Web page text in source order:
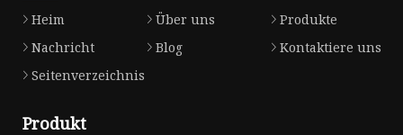
Heim Über uns
Produkte
Nachricht
Blog
Kontaktiere uns
Seitenverzeichnis
Produkt